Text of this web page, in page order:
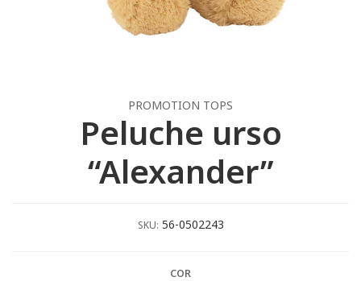
PROMOTION TOPS
Peluche urso
“Alexander”
SKU: 56-0502243
COR